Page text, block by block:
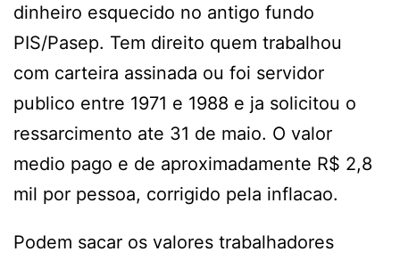
dinheiro esquecido no antigo fundo
PIS/Pasep. Tem direito quem trabalhou
com carteira assinada ou foi servidor
publico entre 1971 e 1988 e ja solicitou o
ressarcimento ate 31 de maio. O valor
medio pago e de aproximadamente R$ 2,8
mil por pessoa, corrigido pela inflacao.
Podem sacar os valores trabalhadores